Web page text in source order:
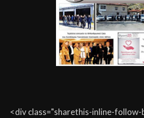
<div class="sharethis-inline-